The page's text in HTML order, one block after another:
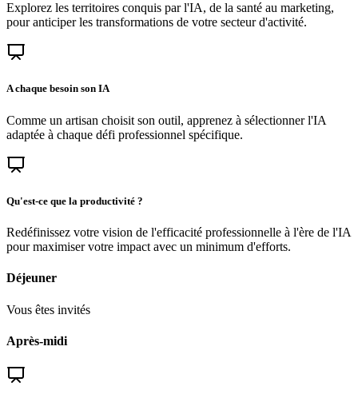
Explorez les territoires conquis par l'IA, de la santé au marketing,
pour anticiper les transformations de votre secteur d'activité.
A chaque besoin son IA
Comme un artisan choisit son outil, apprenez à sélectionner l'IA
adaptée à chaque défi professionnel spécifique.
Qu'est-ce que la productivité ?
Redéfinissez votre vision de l'efficacité professionnelle à l'ère de l'IA
pour maximiser votre impact avec un minimum d'efforts.
Déjeuner
Vous êtes invités
Après-midi